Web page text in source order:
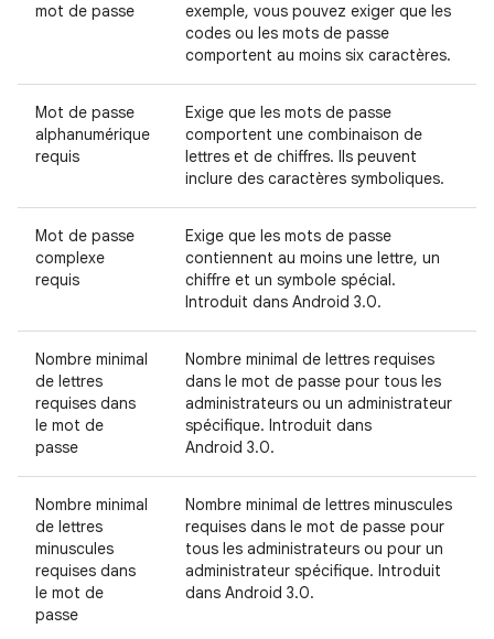
mot de passe
exemple, vous pouvez exiger que les
codes ou les mots de passe
comportent au moins six caractères.
Mot de passe
alphanumérique
requis
Exige que les mots de passe
comportent une combinaison de
lettres et de chiffres. Ils peuvent
inclure des caractères symboliques.
Mot de passe
complexe
requis
Exige que les mots de passe
contiennent au moins une lettre, un
chiffre et un symbole spécial.
Introduit dans Android 3.0.
Nombre minimal
de lettres
requises dans
le mot de
passe
Nombre minimal de lettres requises
dans le mot de passe pour tous les
administrateurs ou un administrateur
spécifique. Introduit dans
Android 3.0.
Nombre minimal
de lettres
minuscules
requises dans
le mot de
passe
Nombre minimal de lettres minuscules
requises dans le mot de passe pour
tous les administrateurs ou pour un
administrateur spécifique. Introduit
dans Android 3.0.